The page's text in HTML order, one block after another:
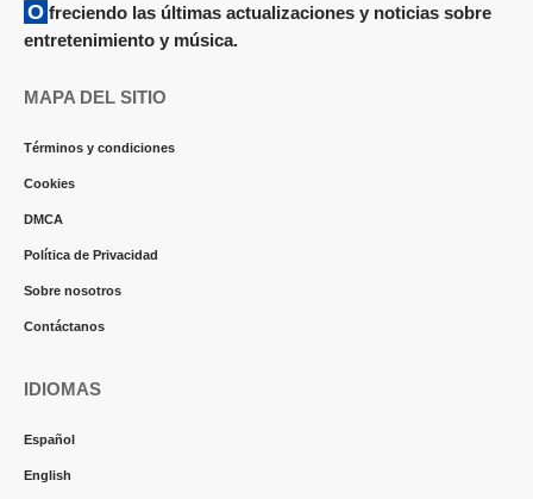
Ofreciendo las últimas actualizaciones y noticias sobre
entretenimiento y música.
MAPA DEL SITIO
Términos y condiciones
Cookies
DMCA
Política de Privacidad
Sobre nosotros
Contáctanos
IDIOMAS
Español
English